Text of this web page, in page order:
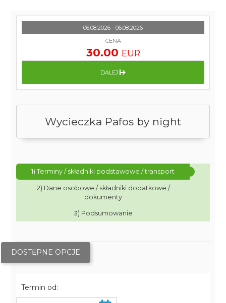
Wycieczka Pafos by night
1) Terminy / składniki podstawowe / transport
2) Dane osobowe / składniki dodatkowe /
dokumenty
3) Podsumowanie
DOSTĘPNE OPCJE
Termin od:
06.08.2026 - 06.08.2026
CENA
30.00 EUR
DALEJ